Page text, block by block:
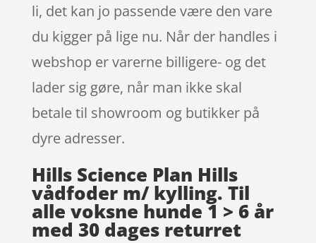
li, det kan jo passende være den vare
du kigger på lige nu. Når der handles i
webshop er varerne billigere- og det
lader sig gøre, når man ikke skal
betale til showroom og butikker på
dyre adresser.
Hills Science Plan Hills
vådfoder m/ kylling. Til
alle voksne hunde 1 > 6 år
med 30 dages returret